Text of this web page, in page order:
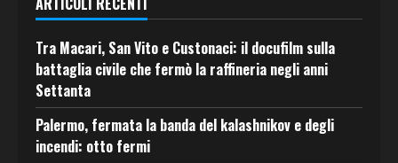
Tra Macari, San Vito e Custonaci: il docufilm sulla
battaglia civile che fermò la raffineria negli anni
Settanta
Palermo, fermata la banda del kalashnikov e degli
incendi: otto fermi